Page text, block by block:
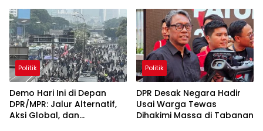
Politik
Demo Hari Ini di Depan
DPR/MPR: Jalur Alternatif,
Aksi Global, dan
Politik
DPR Desak Negara Hadir
Usai Warga Tewas
Dihakimi Massa di Tabanan